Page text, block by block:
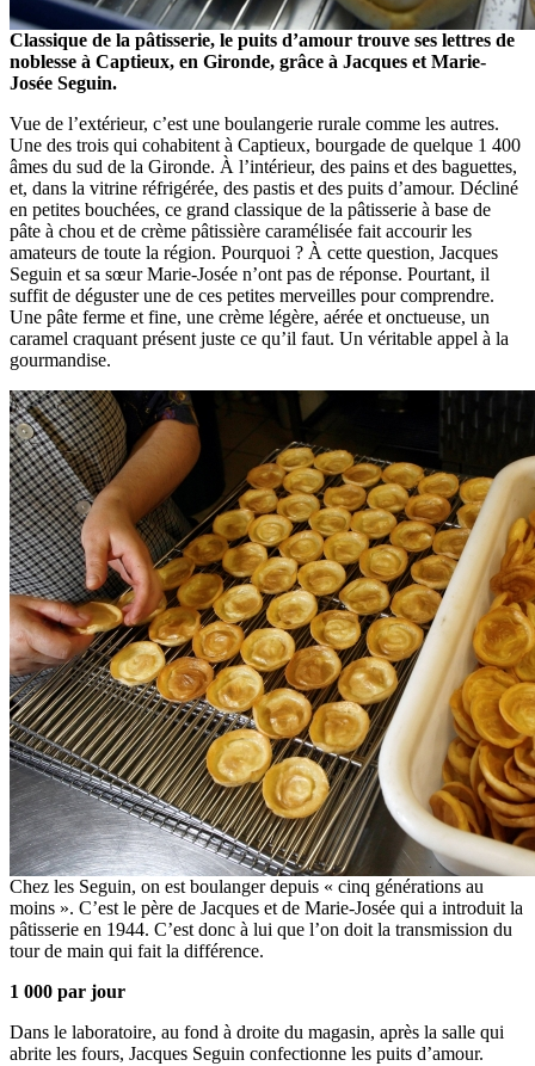
Classique de la pâtisserie, le puits d’amour trouve ses lettres de
noblesse à Captieux, en Gironde, grâce à Jacques et Marie-
Josée Seguin.
Vue de l’extérieur, c’est une boulangerie rurale comme les autres.
Une des trois qui cohabitent à Captieux, bourgade de quelque 1 400
âmes du sud de la Gironde. À l’intérieur, des pains et des baguettes,
et, dans la vitrine réfrigérée, des pastis et des puits d’amour. Décliné
en petites bouchées, ce grand classique de la pâtisserie à base de
pâte à chou et de crème pâtissière caramélisée fait accourir les
amateurs de toute la région. Pourquoi ? À cette question, Jacques
Seguin et sa sœur Marie-Josée n’ont pas de réponse. Pourtant, il
suffit de déguster une de ces petites merveilles pour comprendre.
Une pâte ferme et fine, une crème légère, aérée et onctueuse, un
caramel craquant présent juste ce qu’il faut. Un véritable appel à la
gourmandise.
Chez les Seguin, on est boulanger depuis « cinq générations au
moins ». C’est le père de Jacques et de Marie-Josée qui a introduit la
pâtisserie en 1944. C’est donc à lui que l’on doit la transmission du
tour de main qui fait la différence.
1 000 par jour
Dans le laboratoire, au fond à droite du magasin, après la salle qui
abrite les fours, Jacques Seguin confectionne les puits d’amour.